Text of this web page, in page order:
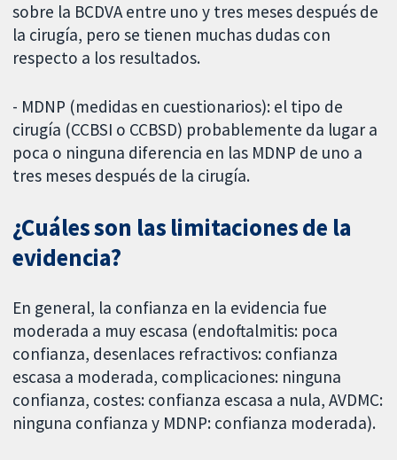
sobre la BCDVA entre uno y tres meses después de
la cirugía, pero se tienen muchas dudas con
respecto a los resultados.
- MDNP (medidas en cuestionarios): el tipo de
cirugía (CCBSI o CCBSD) probablemente da lugar a
poca o ninguna diferencia en las MDNP de uno a
tres meses después de la cirugía.
¿Cuáles son las limitaciones de la
evidencia?
En general, la confianza en la evidencia fue
moderada a muy escasa (endoftalmitis: poca
confianza, desenlaces refractivos: confianza
escasa a moderada, complicaciones: ninguna
confianza, costes: confianza escasa a nula, AVDMC:
ninguna confianza y MDNP: confianza moderada).